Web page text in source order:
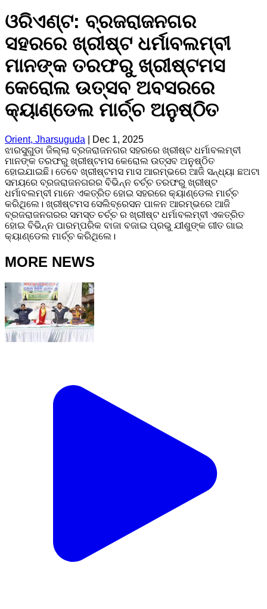
ଓରିଏଣ୍ଟ: ବ୍ରଜରାଜନଗର
ସହରରେ ଖ୍ରୀଷ୍ଟ ଧର୍ମାବଲମ୍ବୀ
ମାନଙ୍କ ତରଫରୁ ଖ୍ରୀଷ୍ଟମସ
କେରୋଲ ଉତ୍ସବ ଅବସରରେ
କ୍ୟାଣ୍ଡେଲ ମାର୍ଚ୍ଚ ଅନୁଷ୍ଠିତ
Orient, Jharsuguda
Dec 1, 2025
ଝାରସୁଗୁଡା ଜିଲ୍ଲା ବ୍ରଜରାଜନଗର ସହରରେ ଖ୍ରୀଷ୍ଟ ଧର୍ମାବଲମ୍ବୀ
ମାନଙ୍କ ତରଫରୁ ଖ୍ରୀଷ୍ଟମସ କେରୋଲ ଉତ୍ସବ ଅନୁଷ୍ଠିତ
ହୋଇଯାଇଛି। ତେବେ ଖ୍ରୀଷ୍ଟମସ ମାସ ଆରମ୍ଭରେ ଆଜି ସନ୍ଧ୍ୟା ଛଅଟା
ସମୟରେ ବ୍ରଜରାଜନଗରର ବିଭିନ୍ନ ଚର୍ଚ୍ଚ ତରଫରୁ ଖ୍ରୀଷ୍ଟ
ଧର୍ମାବଲମ୍ବୀ ମାନେ ଏକତ୍ରିତ ହୋଇ ସହରରେ କ୍ୟାଣ୍ଡେଲ ମାର୍ଚ୍ଚ
କରିଥିଲେ। ଖ୍ରୀଷ୍ଟମସ ସେଲିବ୍ରେସନ ପାଳନ ଆରମ୍ଭରେ ଆଜି
ବ୍ରଜରାଜନଗରର ସମସ୍ତ ଚର୍ଚ୍ଚ ର ଖ୍ରୀଷ୍ଟ ଧର୍ମାବଲମ୍ବୀ ଏକତ୍ରିତ
ହୋଇ ବିଭିନ୍ନ ପାରମ୍ପରିକ ବାଜା ବଜାଇ ପ୍ରଭୁ ଯୀଶୁଙ୍କ ଗୀତ ଗାଇ
କ୍ୟାଣ୍ଡେଲ ମାର୍ଚ୍ଚ କରିଥିଲେ।
MORE NEWS